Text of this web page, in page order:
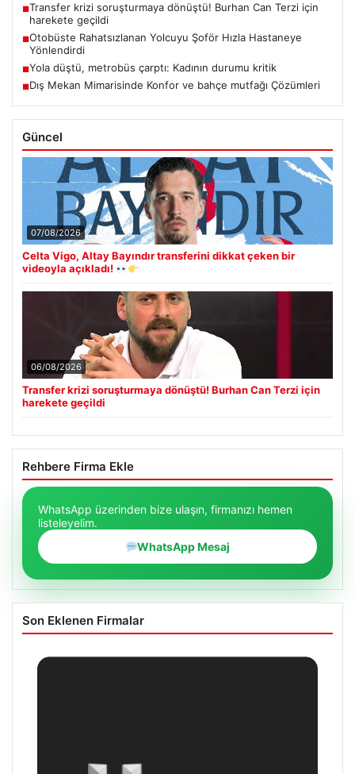
■Transfer krizi soruşturmaya dönüştü! Burhan Can Terzi için
harekete geçildi
■Otobüste Rahatsızlanan Yolcuyu Şoför Hızla Hastaneye
Yönlendirdi
■Yola düştü, metrobüs çarptı: Kadının durumu kritik
■Dış Mekan Mimarisinde Konfor ve bahçe mutfağı Çözümleri
Güncel
07/08/2026
Celta Vigo, Altay Bayındır transferini dikkat çeken bir
videoyla açıkladı!
06/08/2026
Transfer krizi soruşturmaya dönüştü! Burhan Can Terzi için
harekete geçildi
Rehbere Firma Ekle
WhatsApp üzerinden bize ulaşın, firmanızı hemen
listeleyelim.
WhatsApp Mesaj
Son Eklenen Firmalar